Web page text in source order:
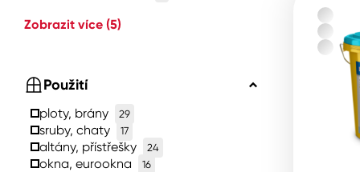
Zobrazit více (5)
Použití
ploty, brány 29
sruby, chaty 17
altány, přístřešky 24
okna, eurookna 16